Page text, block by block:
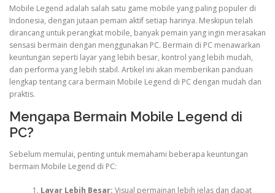
Mobile Legend adalah salah satu game mobile yang paling populer di
Indonesia, dengan jutaan pemain aktif setiap harinya. Meskipun telah
dirancang untuk perangkat mobile, banyak pemain yang ingin merasakan
sensasi bermain dengan menggunakan PC. Bermain di PC menawarkan
keuntungan seperti layar yang lebih besar, kontrol yang lebih mudah,
dan performa yang lebih stabil. Artikel ini akan memberikan panduan
lengkap tentang cara bermain Mobile Legend di PC dengan mudah dan
praktis.
Mengapa Bermain Mobile Legend di
PC?
Sebelum memulai, penting untuk memahami beberapa keuntungan
bermain Mobile Legend di PC:
Layar Lebih Besar: Visual permainan lebih jelas dan dapat